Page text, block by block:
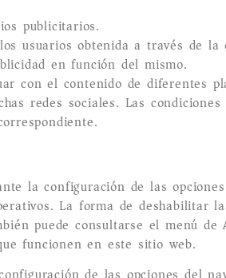
publicitarios.
usuarios obtenida a través de la
en función del mismo.
con el contenido de diferentes
redes sociales. Las
la configuración de las
La forma de deshabilitar
puede consultarse el menú de
funcionen en este sitio web.